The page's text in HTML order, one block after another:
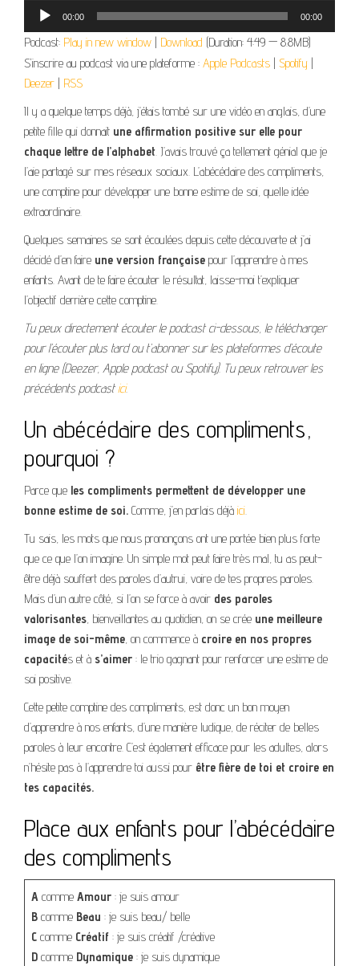
Lecteur
audio
00:00 00:00
Podcast: Play in new window | Download (Duration: 4:49 — 8.8MB)
S'inscrire au podcast via une plateforme : Apple Podcasts | Spotify |
Deezer | RSS
Il y a quelque temps déjà, j’étais tombé sur une vidéo en anglais, d’une
petite fille qui donnait une affirmation positive sur elle pour
chaque lettre de l’alphabet . J’avais trouvé ça tellement génial que je
l’aie partagé sur mes réseaux sociaux. L’abécédaire des compliments,
une comptine pour développer une bonne estime de soi, quelle idée
extraordinaire.
Quelques semaines se sont écoulées depuis cette découverte et j’ai
décidé d’en faire une version française pour l’apprendre à mes
enfants. Avant de te faire écouter le résultat, laisse-moi t’expliquer
l’objectif derrière cette comptine.
Tu peux directement écouter le podcast ci-dessous, le télécharger
pour l’écouter plus tard ou t’abonner sur les plateformes d’écoute
en ligne (Deezer, Apple podcast ou Spotify). Tu peux retrouver les
précédents podcastici.
Un abécédaire des compliments,
pourquoi ?
Parce que les compliments permettent de développer une
bonne estime de soi. Comme, j’en parlais déjà ici
Tu sais, les mots que nous prononçons ont une portée bien plus forte
que ce que l’on imagine. Un simple mot peut faire très mal, tu as peut-
être déjà souffert des paroles d’autrui, voire de tes propres paroles.
Mais d’un autre côté, si l’on se force à avoir des paroles
valorisantes , bienveillantes au quotidien, on se crée une meilleure
image de soi-même , on commence à croire en nos propres
capacités et à s’aimer : le trio gagnant pour renforcer une estime de
soi positive.
Cette petite comptine des compliments, est donc un bon moyen
d’apprendre à nos enfants, d’une manière ludique, de réciter de belles
paroles à leur encontre. C’est également efficace pour les adultes, alors
n’hésite pas à l’apprendre toi aussi pour être fière de toi et croire en
tes capacités.
Place aux enfants pour l’abécédaire
des compliments
A comme Amour : je suis amour
B comme Beau : je suis beau/ belle
C comme Créatif : je suis créatif /créative
D comme Dynamique : je suis dynamique